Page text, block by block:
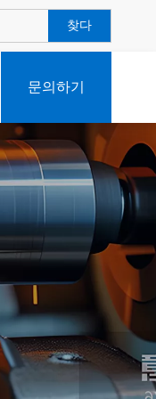
찾다
문의하기